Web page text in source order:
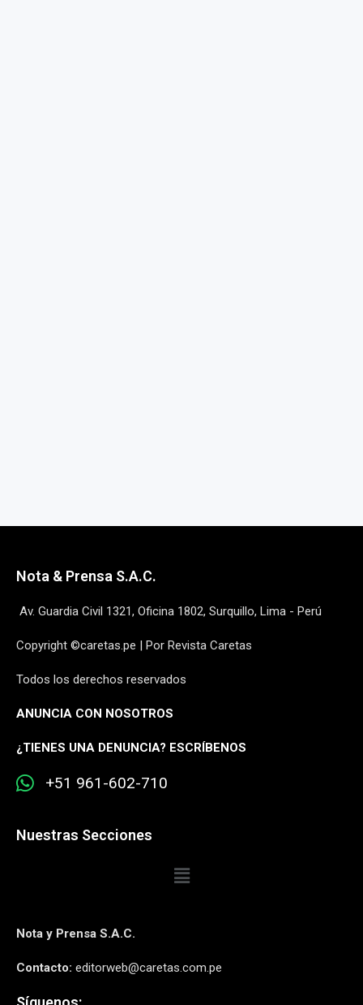
Nota & Prensa S.A.C.
Av. Guardia Civil 1321, Oficina 1802, Surquillo, Lima - Perú
Copyright ©caretas.pe | Por Revista Caretas
Todos los derechos reservados
ANUNCIA CON NOSOTROS
¿TIENES UNA DENUNCIA? ESCRÍBENOS
+51 961-602-710
Nuestras Secciones
Nota y Prensa S.A.C.
Contacto: editorweb@caretas.com.pe